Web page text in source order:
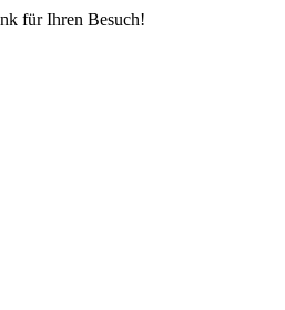
für Ihren Besuch!